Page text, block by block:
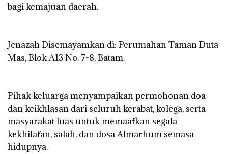
bagi kemajuan daerah.
‎Jenazah Disemayamkan di: Perumahan Taman Duta
Mas, Blok A13 No. 7-8, Batam.
‎Pihak keluarga menyampaikan permohonan doa
dan keikhlasan dari seluruh kerabat, kolega, serta
masyarakat luas untuk memaafkan segala
kekhilafan, salah, dan dosa Almarhum semasa
hidupnya.